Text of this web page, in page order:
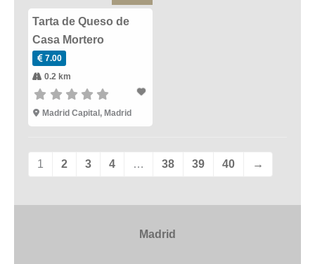
Tarta de Queso de
Casa Mortero
7.00
0.2 km
Madrid Capital, Madrid
1 2 3 4 … 38 39 40 →
Madrid